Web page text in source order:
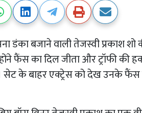
डंका बजाने वाली तेजस्वी प्रकाश
फैंस का दिल जीता और ट्रॉफी की
सेट के बाहर एक्ट्रेस को देख उनके